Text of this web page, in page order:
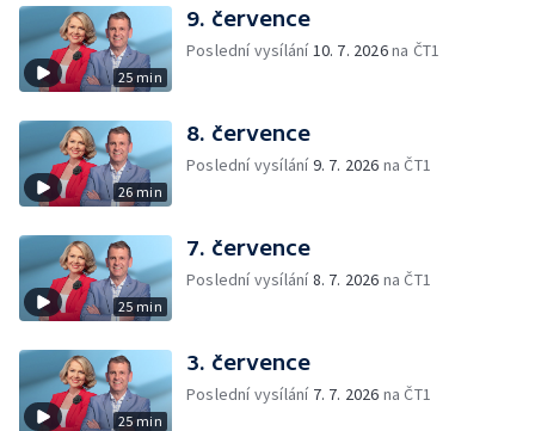
25 min
9. července
Poslední vysílání10. 7. 2026na ČT1
26 min
8. července
Poslední vysílání9. 7. 2026 na ČT1
25 min
7. července
Poslední vysílání8. 7. 2026 na ČT1
25 min
3. července
Poslední vysílání 7. 7. 2026 na ČT1